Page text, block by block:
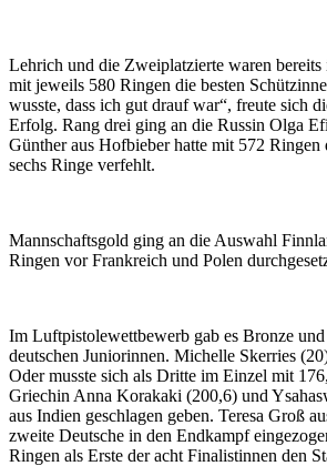
Lehrich und die Zweiplatzierte waren
mit jeweils 580 Ringen die besten
wusste, dass ich gut drauf war“, freute sich
Erfolg. Rang drei ging an die Russin Olga
Günther aus Hofbieber hatte mit 572 Ringen
sechs Ringe verfehlt.
Mannschaftsgold ging an die Auswahl
Ringen vor Frankreich und Polen
Im Luftpistolewettbewerb gab es Bronze
deutschen Juniorinnen. Michelle Skerries
Oder musste sich als Dritte im Einzel mit
Griechin Anna Korakaki (200,6) und
aus Indien geschlagen geben. Teresa Groß
zweite Deutsche in den Endkampf
Ringen als Erste der acht Finalistinnen den